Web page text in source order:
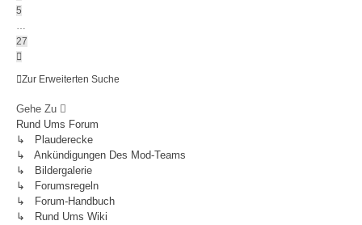
5
…
27
Zur Erweiterten Suche
Gehe Zu
Rund Ums Forum
↳ Plauderecke
↳ Ankündigungen Des Mod-Teams
↳ Bildergalerie
↳ Forumsregeln
↳ Forum-Handbuch
↳ Rund Ums Wiki